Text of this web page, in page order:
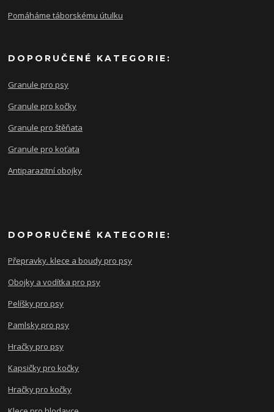
Pomáháme táborskému útulku
DOPORUČENÉ KATEGORIE:
Granule pro psy
Granule pro kočky
Granule pro štěňata
Granule pro koťata
Antiparazitní obojky
DOPORUČENÉ KATEGORIE:
Přepravky. klece a boudy pro psy
Obojky a vodítka pro psy
Pelíšky pro psy
Pamlsky pro psy
Hračky pro psy
Kapsičky pro kočky
Hračky pro kočky